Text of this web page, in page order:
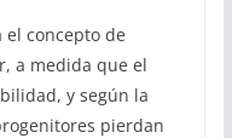
el concepto de
a medida que el
y según la
pierdan